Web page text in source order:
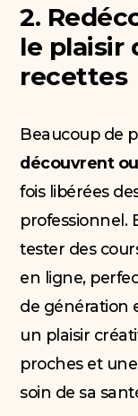
2.
le plaisir
recettes
Beaucoup de
découvrent
fois libérées
professionnel.
tester des
en ligne,
de génération
un plaisir
proches et
soin de sa